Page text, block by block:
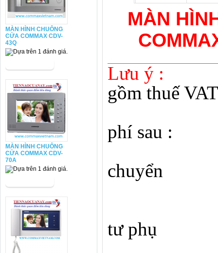
MÀN HÌNH CHUÔNG
CỬA COMMAX CDV-
43Q
MÀN HÌNH CHUÔNG
CỬA COMMAX CDV-
70A
MÀN
Lưu ý
gồm thuế VAT
phí sau :
chuyển
tư phụ